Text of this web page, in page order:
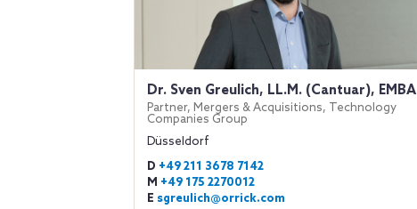
Dr. Sven Greulich, LL.M. (Cantuar), EMBA
Partner, Mergers & Acquisitions, Technology
Companies Group
Düsseldorf
D +49 211 3678 7142
M +49 175 2270012
E sgreulich@orrick.com